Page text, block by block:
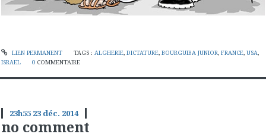
LIEN PERMANENT TAGS : ALGHERIE, DICTATURE, BOURGUIBA JUNIOR, FRANCE, USA,
ISRAEL
0 COMMENTAIRE
23h55 23 déc. 2014
no comment